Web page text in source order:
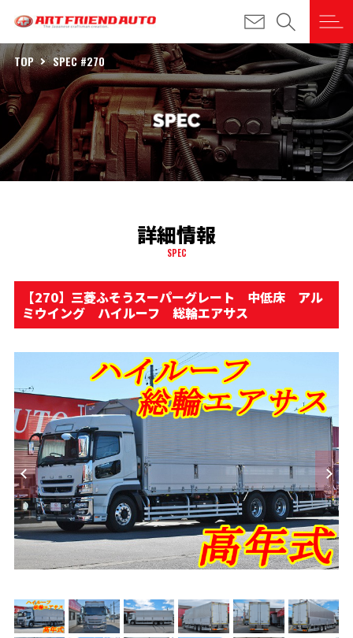
TOP SPEC #270
詳細情報
SPEC
【270】三菱ふそうスーパーグレート 中低床 アル
ミウイング ハイルーフ 総輪エアサス